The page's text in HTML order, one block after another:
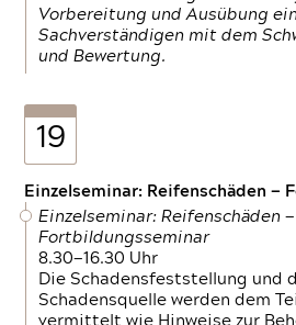
Vorbereitung und Ausübung
Sachverständigen mit dem
und Bewertung.
19
Einzelseminar: Reifenschäden —
Einzelseminar: Reifenschäden —
Fortbildungsseminar
8.30—16.30 Uhr
Die Schadensfeststellung und
Schadensquelle werden dem
vermittelt wie Hinweise zur